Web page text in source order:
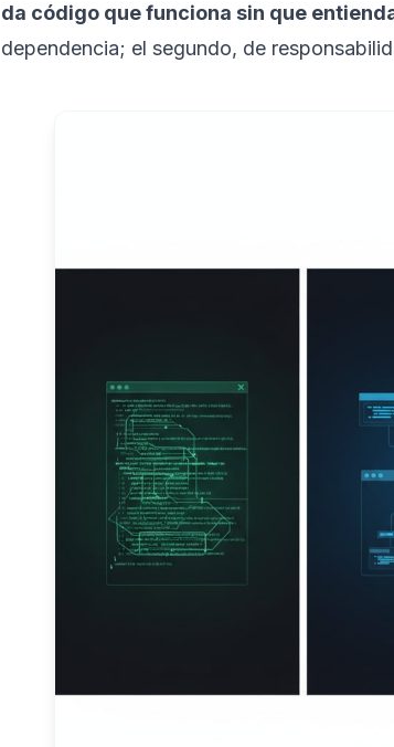
da código que funciona sin que
dependencia; el segundo, de